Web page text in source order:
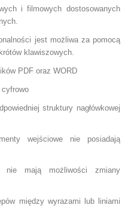
i filmowych dostosowanych
jest możliwa za pomocą
klawiszowych.
PDF oraz WORD
struktury nagłówkowej
wejściowe nie posiadają
nie mają możliwości zmiany
między wyrazami lub liniami